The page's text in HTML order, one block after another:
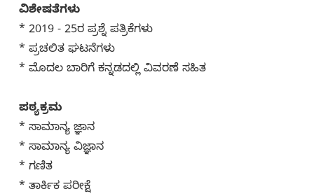
ವಿಶೇಷತೆಗಳು
* 2019 - 25ರ ಪ್ರಶ್ನೆ ಪತ್ರಿಕೆಗಳು
* ಪ್ರಚಲಿತ ಘಟನೆಗಳು
* ಮೊದಲ ಬಾರಿಗೆ ಕನ್ನಡದಲ್ಲಿ ವಿವರಣೆ ಸಹಿತ
ಪಠ್ಯಕ್ರಮ
* ಸಾಮಾನ್ಯ ಜ್ಞಾನ
* ಸಾಮಾನ್ಯ ವಿಜ್ಞಾನ
* ಗಣಿತ
* ತಾರ್ಕಿಕ ಪರೀಕ್ಷೆ